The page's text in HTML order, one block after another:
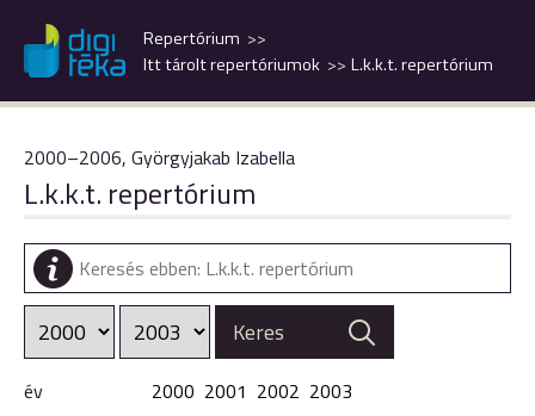
L.k.k.t. repertórium
Itt tárolt repertóriumok
Repertórium
2000–2006, Györgyjakab Izabella
L.k.k.t. repertórium
év 2000 2001 2002 2003